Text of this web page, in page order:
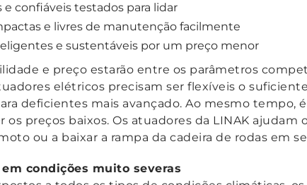
confiáveis testados para lidar
e livres de manutenção facilmente
e sustentáveis por um preço menor
e preço estarão entre os parâmetros
elétricos precisam ser flexíveis o
deficientes mais avançado. Ao mesmo tempo,
os preços baixos. Os atuadores da LINAK ajudam
ou a baixar a rampa da cadeira de rodas em
condições muito severas